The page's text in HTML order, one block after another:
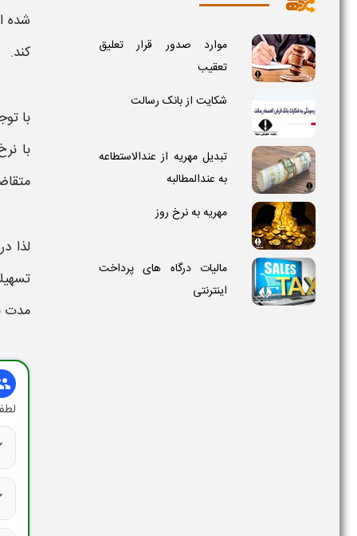
شده
کند.
با
با
لذا
مدت
موارد صدور قرار تعلیق
تعقیب
شکایت از بانک رسالت
تبدیل مهریه از عندالاستطاعه
به عندالمطالبه
مهریه به نرخ روز
مالیات درگاه های پرداخت
اینترنتی